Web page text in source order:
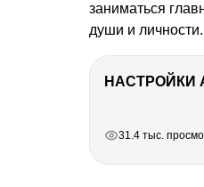
заниматься
души и личности.
31.4 тыс.